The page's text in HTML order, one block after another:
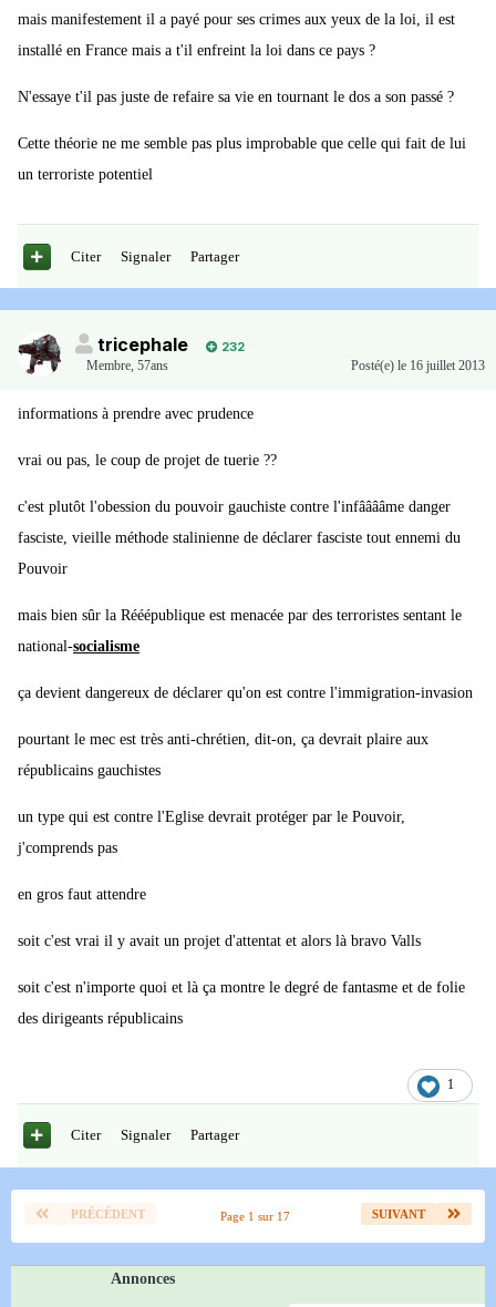
mais manifestement il a payé pour ses crimes aux yeux de la loi, il est
installé en France mais a t'il enfreint la loi dans ce pays ?
N'essaye t'il pas juste de refaire sa vie en tournant le dos a son passé ?
Cette théorie ne me semble pas plus improbable que celle qui fait de lui
un terroriste potentiel
Citer Signaler Partager
tricephale
232
Membre, 57ans Posté(e) le 16 juillet 2013
informations à prendre avec prudence
vrai ou pas, le coup de projet de tuerie ??
c'est plutôt l'obession du pouvoir gauchiste contre l'infââââme danger
fasciste, vieille méthode stalinienne de déclarer fasciste tout ennemi du
Pouvoir
mais bien sûr la Rééépublique est menacée par des terroristes sentant le
national-socialisme
ça devient dangereux de déclarer qu'on est contre l'immigration-invasion
pourtant le mec est très anti-chrétien, dit-on, ça devrait plaire aux
républicains gauchistes
un type qui est contre l'Eglise devrait protéger par le Pouvoir,
j'comprends pas
en gros faut attendre
soit c'est vrai il y avait un projet d'attentat et alors là bravo Valls
soit c'est n'importe quoi et là ça montre le degré de fantasme et de folie
des dirigeants républicains
1
Citer Signaler Partager
PRÉCÉDENT SUIVANT
Page 1 sur 17
Annonces